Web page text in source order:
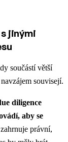
jinými
součástí větší
souvisejí.
diligence
aby se
právní,